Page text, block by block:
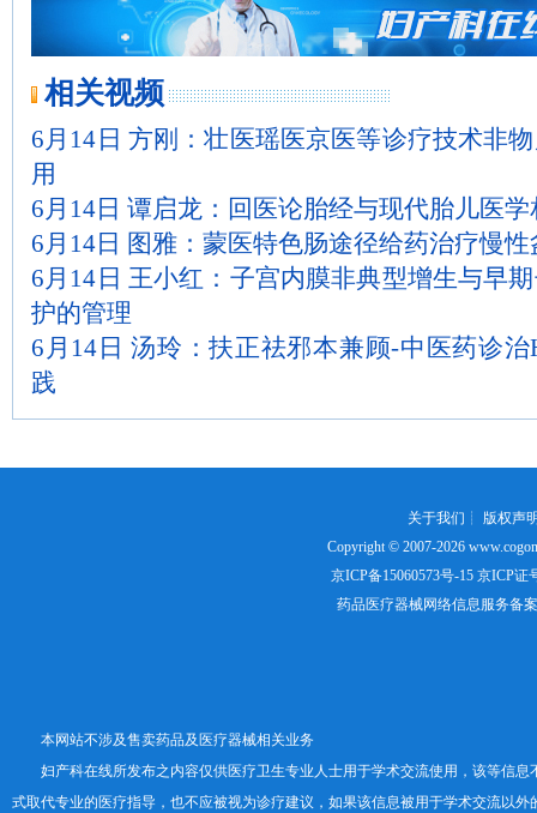
相关视频
6月14日 方刚：壮医瑶医京医等诊疗技术非
用
6月14日 谭启龙：回医论胎经与现代胎儿医
6月14日 图雅：蒙医特色肠途径给药治疗慢性
6月14日 王小红：子宫内膜非典型增生与早
护的管理
6月14日 汤玲：扶正祛邪本兼顾-中医药诊
践
关于我们 ┊ 版权声
Copyright © 2007-2026
京ICP备15060573号-15京ICP证
药品医疗器械网络信息服务备
本网站不涉及售卖药品及医疗器械相关业务
妇产科在线所发布之内容仅供医疗卫生专业人士用于学术交流使用，该等信息
式取代专业的医疗指导，也不应被视为诊疗建议，如果该信息被用于学术交流以外